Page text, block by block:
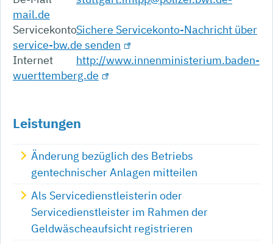
mail.de
ServicekontoSichere Servicekonto-Nachricht über
service-bw.de senden
Internet
http://www.innenministerium.baden-
wuerttemberg.de
Leistungen
Änderung bezüglich des Betriebs
gentechnischer Anlagen mitteilen
Als Servicedienstleisterin oder
Servicedienstleister im Rahmen der
Geldwäscheaufsicht registrieren